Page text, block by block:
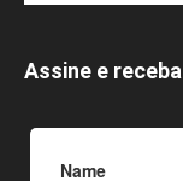
Assine e